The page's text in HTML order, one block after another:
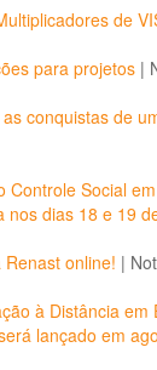
de
para projetos |
conquistas de
Controle Social
nos dias 18 e 19
online! |
à Distância em
lançado em